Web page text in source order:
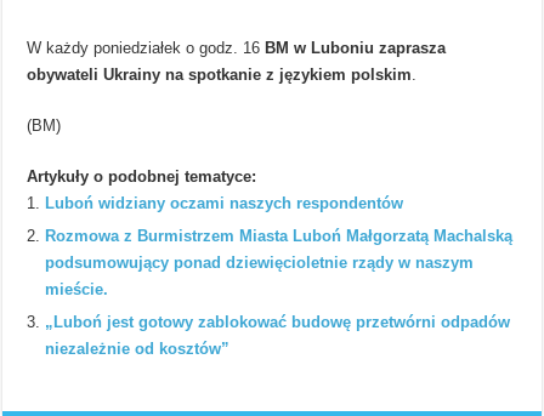
W każdy poniedziałek o godz. 16 BM w Luboniu zaprasza
obywateli Ukrainy na spotkanie z językiem polskim.
(BM)
Artykuły o podobnej tematyce:
Luboń widziany oczami naszych respondentów
Rozmowa z Burmistrzem Miasta Luboń Małgorzatą Machalską
podsumowujący ponad dziewięcioletnie rządy w naszym
mieście.
„Luboń jest gotowy zablokować budowę przetwórni odpadów
niezależnie od kosztów”